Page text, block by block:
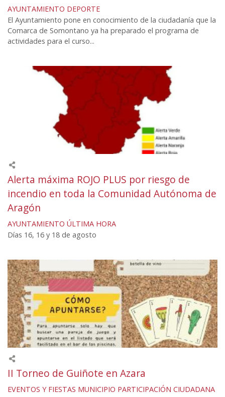
AYUNTAMIENTO DEPORTE
El Ayuntamiento pone en conocimiento de la ciudadanía que la
Comarca de Somontano ya ha preparado el programa de
actividades para el curso...
Alerta máxima ROJO PLUS por riesgo de
incendio en toda la Comunidad Autónoma de
Aragón
AYUNTAMIENTO ÚLTIMA HORA
Días 16, 16 y 18 de agosto
II Torneo de Guiñote en Azara
EVENTOS Y FIESTAS MUNICIPIO PARTICIPACIÓN CIUDADANA